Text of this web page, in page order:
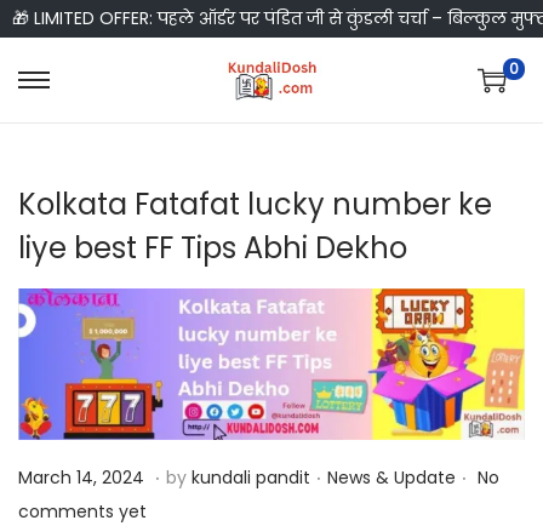
🎁 LIMITED OFFER: पहले ऑर्डर पर पंडित जी से कुंडली चर्चा – बिल्कुल
S
p
o
n
a
v
i
g
a
S
p
o
c
o
n
t
e
n
0
Kolkata Fatafat lucky number ke
liye best FF Tips Abhi Dekho
P
o
March 14, 2024 M. by kundali pandit . P
News & Update . No
comments yet